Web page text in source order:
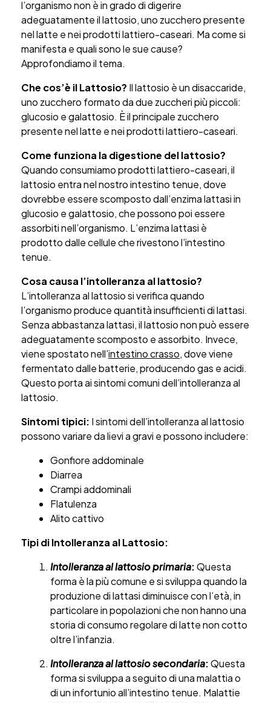
l’organismo non è in grado di digerire
adeguatamente il lattosio, uno zucchero presente
nel latte e nei prodotti lattiero-caseari. Ma come si
manifesta e quali sono le sue cause?
Approfondiamo il tema.
Che cos’è il Lattosio? Il lattosio è un disaccaride,
uno zucchero formato da due zuccheri più piccoli:
glucosio e galattosio. È il principale zucchero
presente nel latte e nei prodotti lattiero-caseari.
Come funziona la digestione del lattosio?
Quando consumiamo prodotti lattiero-caseari, il
lattosio entra nel nostro intestino tenue, dove
dovrebbe essere scomposto dall’enzima lattasi in
glucosio e galattosio, che possono poi essere
assorbiti nell’organismo. L’enzima lattasi è
prodotto dalle cellule che rivestono l’intestino
tenue.
Cosa causa l’intolleranza al lattosio?
L’intolleranza al lattosio si verifica quando
l’organismo produce quantità insufficienti di lattasi.
Senza abbastanza lattasi, il lattosio non può essere
adeguatamente scomposto e assorbito. Invece,
viene spostato nell’intestino crasso, dove viene
fermentato dalle batterie, producendo gas e acidi.
Questo porta ai sintomi comuni dell’intolleranza al
lattosio.
Sintomi tipici: I sintomi dell’intolleranza al lattosio
possono variare da lievi a gravi e possono includere:
Gonfiore addominale
Diarrea
Crampi addominali
Flatulenza
Alito cattivo
Tipi di Intolleranza al Lattosio:
Intolleranza al lattosio primaria:Questa
forma è la più comune e si sviluppa quando la
produzione di lattasi diminuisce con l’età, in
particolare in popolazioni che non hanno una
storia di consumo regolare di latte non cotto
oltre l’infanzia.
Intolleranza al lattosio secondaria:Questa
forma si sviluppa a seguito di una malattia o
di un infortunio all’intestino tenue. Malattie